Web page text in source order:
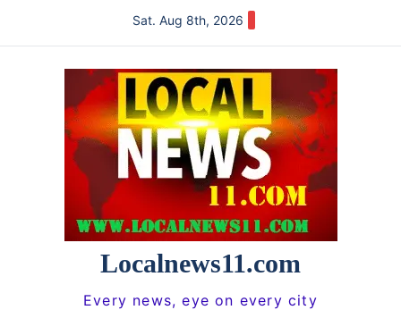
Sat. Aug 8th, 2026
Localnews11.com
Every news, eye on every city